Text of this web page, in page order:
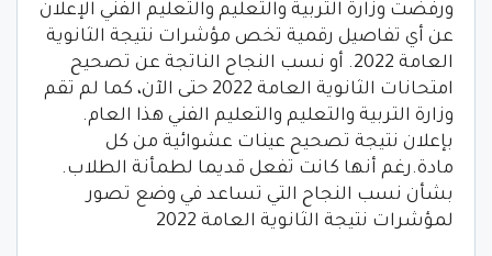
ورفضت وزارة التربية والتعليم والتعليم الفني الإعلان
عن أي تفاصيل رقمية تخص مؤشرات نتيجة الثانوية
العامة 2022. أو نسب النجاح الناتجة عن تصحيح
امتحانات الثانوية العامة 2022 حتى الآن، كما لم تقم
وزارة التربية والتعليم والتعليم الفني هذا العام.
بإعلان نتيجة تصحيح عينات عشوائية من كل
مادة.رغم أنها كانت تفعل قديما لطمأنة الطلاب.
بشأن نسب النجاح التي تساعد في وضع تصور
لمؤشرات نتيجة الثانوية العامة 2022